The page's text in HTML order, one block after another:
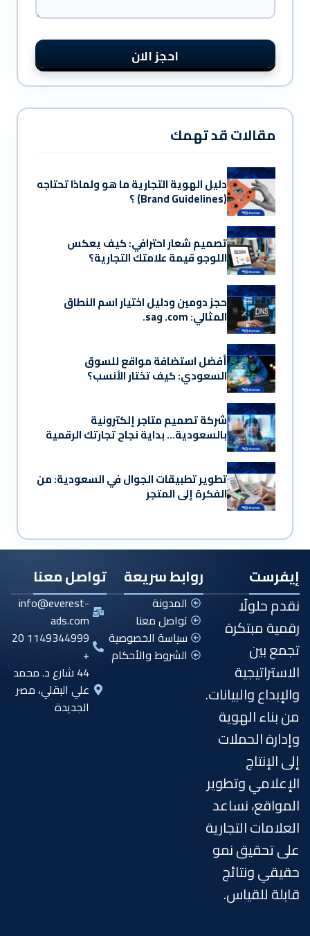
و
ظ
ي
ف
ي
ه
ن
احجز الان
مقالات قد تهمك
دليل الهوية التجارية ما هو ولماذا تحتاجه
(Brand Guidelines) ؟
تصميم شعار احترافي: كيف يعكس
اللوجو قيمة علامتك التجارية؟
حجز دومين ودليل اختيار اسم النطاق
المثالي: ‎.com و‎.sa
أفضل استضافة مواقع للسوق
السعودي: كيف تختار الأنسب؟
شركة تصميم متاجر إلكترونية
بالسعودية… بداية نجاح تجارتك الرقمية
تطوير تطبيقات الجوال في السعودية: من
الفكرة إلى المتجر
إيفرست
نقدم حلولًا
رقمية مبتكرة
تجمع بين
الاستراتيجية
والإبداع والبيانات.
من بناء الهوية
وإدارة الحملات
إلى الإنتاج
الإعلامي وتطوير
المواقع، نساعد
العلامات التجارية
على تحقيق نمو
حقيقي ونتائج
قابلة للقياس.
روابط سريعة
المدونة
تواصل معنا
سياسة الخصوصية
الشروط والأحكام
تواصل معنا
info@everest-
ads.com
1149344999 20
+
44 شارع د. محمد
علي البقلي، مصر
الجديدة